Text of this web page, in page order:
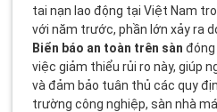
tai nạn lao động tại Việt Nam
với năm trước, phần lớn xảy ra
Biển báo an toàn trên sàn
việc giảm thiểu rủi ro này, giúp
và đảm bảo tuân thủ các quy
trường công nghiệp, sàn nhà